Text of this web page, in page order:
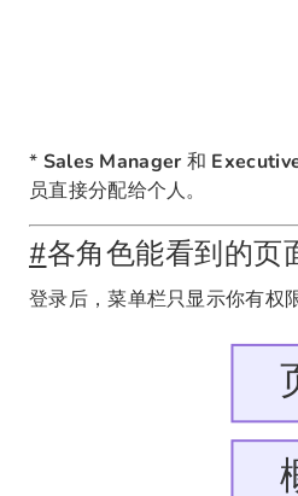
* Sales Manager 和
员直接分配给个人。
#各角色能看到的页
登录后，菜单栏只显示你有权